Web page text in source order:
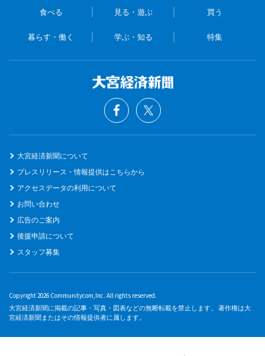
食べる 見る・遊ぶ 買う
暮らす・働く 学ぶ・知る 特集
大宮経済新聞について
プレスリリース・情報提供はこちらから
アクセスデータの利用について
お問い合わせ
広告のご案内
後援申請について
スタッフ募集
Copyright 2026 Communitycom,Inc. All rights reserved.
大宮経済新聞に掲載の記事・写真・図表などの無断転載を禁止します。 著作権は大
宮経済新聞またはその情報提供者に属します。